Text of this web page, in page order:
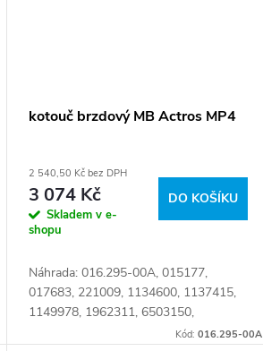
kotouč brzdový MB Actros MP4
2 540,50 Kč bez DPH
3 074 Kč
Skladem v e-
shopu
DO KOŠÍKU
Náhrada: 016.295-00A, 015177,
017683, 221009, 1134600, 1137415,
1149978, 1962311, 6503150,
01629500, 0001134600, A 000 423 24
Kód: 016.295-00A